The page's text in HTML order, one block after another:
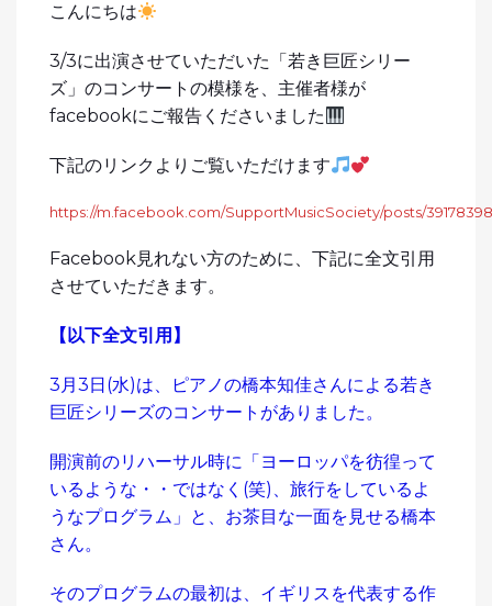
こんにちは
3/3に出演させていただいた「若き巨匠シリー
ズ」のコンサートの模様を、主催者様が
facebookにご報告くださいました
下記のリンクよりご覧いただけます
https://m.facebook.com/SupportMusicSociety/posts/
Facebook見れない方のために、下記に全文引用
させていただきます。
【以下全文引用】
3月3日(水)は、ピアノの橋本知佳さんによる若き
巨匠シリーズのコンサートがありました。
開演前のリハーサル時に「ヨーロッパを彷徨って
いるような・・ではなく(笑)、旅行をしているよ
うなプログラム」と、お茶目な一面を見せる橋本
さん。
そのプログラムの最初は、イギリスを代表する作